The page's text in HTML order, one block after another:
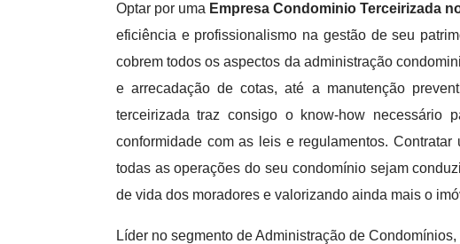
Optar por uma Empresa Condominio Terceirizada
eficiência e profissionalismo na gestão de seu
cobrem todos os aspectos da administração
e arrecadação de cotas, até a manutenção
terceirizada traz consigo o know-how necessário
conformidade com as leis e regulamentos.
todas as operações do seu condomínio sejam
de vida dos moradores e valorizando ainda mais o
Líder no segmento de Administração de